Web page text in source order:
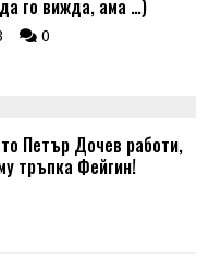
го вижда, ама …)
0
Петър Дочев работи,
тръпка Фейгин!